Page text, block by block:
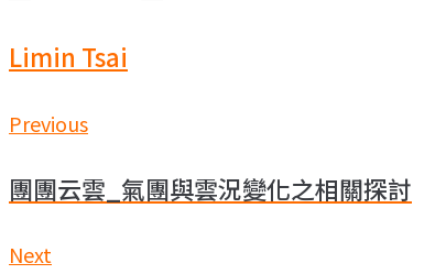
Limin Tsai
文
章
導
Previous
Previous
團團云雲_氣團與雲況變化之相關探討
Next
Next